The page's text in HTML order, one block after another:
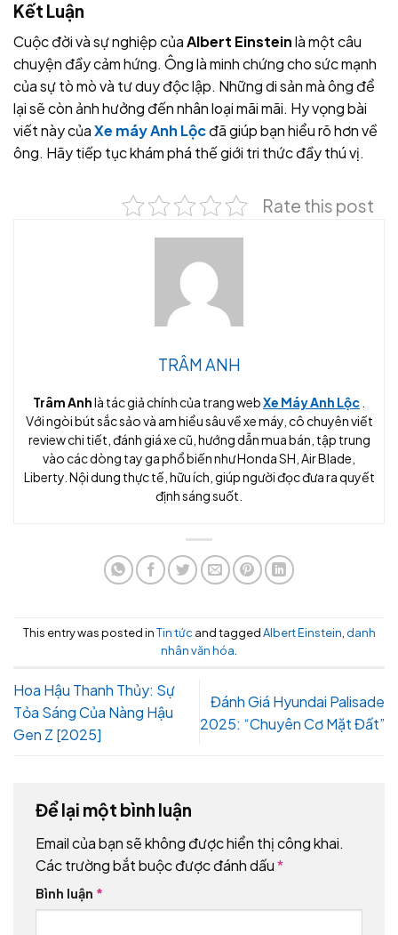
Kết Luận
Cuộc đời và sự nghiệp củaAlbert Einsteinlà một câu
chuyện đầy cảm hứng. Ông là minh chứng cho sức mạnh
của sự tò mò và tư duy độc lập. Những di sản mà ông để
lại sẽ còn ảnh hưởng đến nhân loại mãi mãi. Hy vọng bài
viết này củaXe máy Anh Lộcđã giúp bạn hiểu rõ hơn về
ông. Hãy tiếp tục khám phá thế giới tri thức đầy thú vị.
Rate this post
TRÂM ANH
Trâm Anhlà tác giả chính của trang webXe Máy Anh Lộc
Với ngòi bút sắc sảo và am hiểu sâu về xe máy, cô chuyên viết
review chi tiết, đánh giá xe cũ, hướng dẫn mua bán, tập trung
vào các dòng tay ga phổ biến như Honda SH, Air Blade,
Liberty. Nội dung thực tế, hữu ích, giúp người đọc đưa ra quyết
định sáng suốt.
This entry was posted inTin tức and taggedAlbert Einstein, danh
nhân văn hóa.
Hoa Hậu Thanh Thủy: Sự
Tỏa Sáng Của Nàng Hậu
Gen Z [2025]
Đánh Giá Hyundai Palisade
2025: “Chuyên Cơ Mặt Đất”
Để lại một bình luận
Email của bạn sẽ không được hiển thị công khai.
Các trường bắt buộc được đánh dấu*
Bình luận *